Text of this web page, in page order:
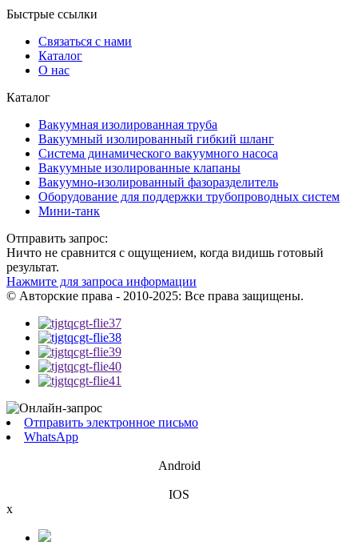
Быстрые ссылки
Связаться с нами
Каталог
О нас
Каталог
Вакуумная изолированная труба
Вакуумный изолированный гибкий шланг
Система динамического вакуумного насоса
Вакуумные изолированные клапаны
Вакуумно-изолированный фазоразделитель
Оборудование для поддержки трубопроводных систем
Мини-танк
Отправить запрос:
Ничто не сравнится с ощущением, когда видишь готовый
результат.
Нажмите для запроса информации
© Авторские права - 2010-2025: Все права защищены.
Отправить электронное письмо
WhatsApp
Android
IOS
x